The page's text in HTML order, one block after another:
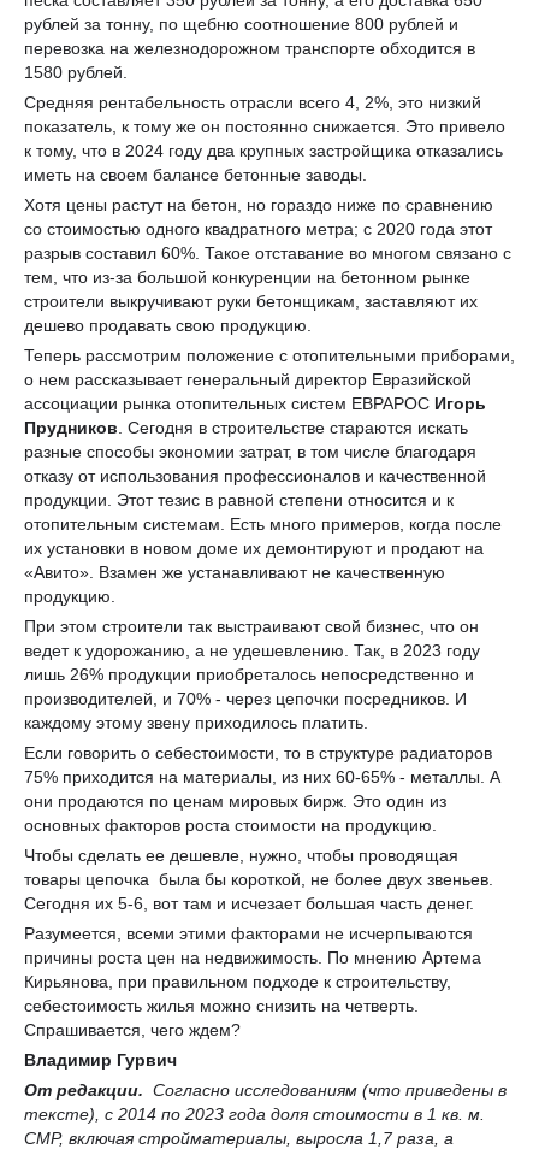
рублей за тонну, по щебню соотношение 800 рублей и
перевозка на железнодорожном транспорте обходится в
1580 рублей.
Средняя рентабельность отрасли всего 4, 2%, это низкий
показатель, к тому же он постоянно снижается. Это привело
к тому, что в 2024 году два крупных застройщика отказались
иметь на своем балансе бетонные заводы.
Хотя цены растут на бетон, но гораздо ниже по сравнению
со стоимостью одного квадратного метра; с 2020 года этот
разрыв составил 60%. Такое отставание во многом связано с
тем, что из-за большой конкуренции на бетонном рынке
строители выкручивают руки бетонщикам, заставляют их
дешево продавать свою продукцию.
Теперь рассмотрим положение с отопительными приборами,
о нем рассказывает генеральный директор Евразийской
ассоциации рынка отопительных систем ЕВРАРОС Игорь
Прудников . Сегодня в строительстве стараются искать
разные способы экономии затрат, в том числе благодаря
отказу от использования профессионалов и качественной
продукции. Этот тезис в равной степени относится и к
отопительным системам. Есть много примеров, когда после
их установки в новом доме их демонтируют и продают на
«Авито». Взамен же устанавливают не качественную
продукцию.
При этом строители так выстраивают свой бизнес, что он
ведет к удорожанию, а не удешевлению. Так, в 2023 году
лишь 26% продукции приобреталось непосредственно и
производителей, и 70% - через цепочки посредников. И
каждому этому звену приходилось платить.
Если говорить о себестоимости, то в структуре радиаторов
75% приходится на материалы, из них 60-65% - металлы. А
они продаются по ценам мировых бирж. Это один из
основных факторов роста стоимости на продукцию.
Чтобы сделать ее дешевле, нужно, чтобы проводящая
товары цепочка была бы короткой, не более двух звеньев.
Сегодня их 5-6, вот там и исчезает большая часть денег.
Разумеется, всеми этими факторами не исчерпываются
причины роста цен на недвижимость. По мнению Артема
Кирьянова, при правильном подходе к строительству,
себестоимость жилья можно снизить на четверть.
Спрашивается, чего ждем?
Владимир Гурвич
От редакции. Согласно исследованиям (что приведены в
тексте), с 2014 по 2023 года доля стоимости в 1 кв. м.
СМР, включая стройматериалы, выросла 1,7 раза, а